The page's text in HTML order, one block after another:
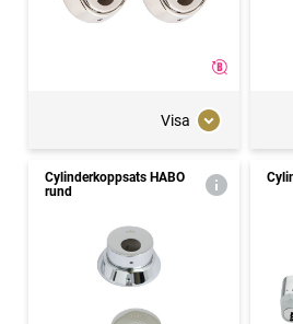
Visa
Cylinderkoppsats HABO
rund